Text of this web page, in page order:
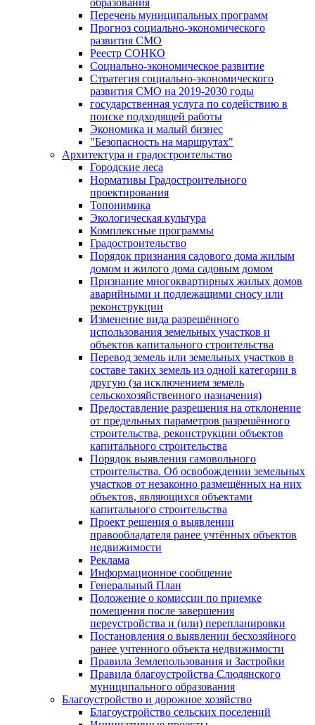
образования
Перечень муниципальных программ
Прогноз социально-экономического
развития СМО
Реестр СОНКО
Социально-экономическое развитие
Стратегия социально-экономического
развития СМО на 2019-2030 годы
государственная услуга по содействию в
поиске подходящей работы
Экономика и малый бизнес
"Безопасность на маршрутах"
Архитектура и градостроительство
Городские леса
Нормативы Градостроительного
проектирования
Топонимика
Экологическая культура
Комплексные программы
Градостроительство
Порядок признания садового дома жилым
домом и жилого дома садовым домом
Признание многоквартирных жилых домов
аварийными и подлежащими сносу или
реконструкции
Изменение вида разрешённого
использования земельных участков и
объектов капитального строительства
Перевод земель или земельных участков в
составе таких земель из одной категории в
другую (за исключением земель
сельскохозяйственного назначения)
Предоставление разрешения на отклонение
от предельных параметров разрешённого
строительства, реконструкции объектов
капитального строительства
Порядок выявления самовольного
строительства. Об освобождении земельных
участков от незаконно размещённых на них
объектов, являющихся объектами
капитального строительства
Проект решения о выявлении
правообладателя ранее учтённых объектов
недвижимости
Реклама
Информационное сообщение
Генеральный План
Положение о комиссии по приемке
помещения после завершения
переустройства и (или) перепланировки
Постановления о выявлении бесхозяйного
ранее учтенного объекта недвижимости
Правила Землепользования и Застройки
Правила благоустройства Слюдянского
муниципального образования
Благоустройство и дорожное хозяйство
Благоустройство сельских поселений